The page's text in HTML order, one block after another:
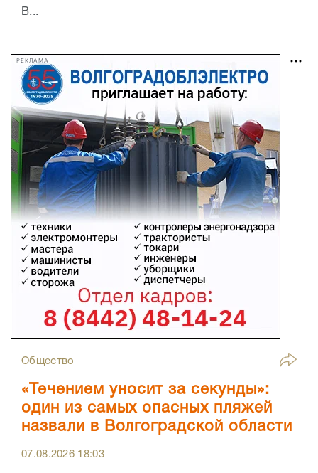
В...
РЕКЛАМА
Общество
«Течением уносит за секунды»:
один из самых опасных пляжей
назвали в Волгоградской области
07.08.2026 18:03